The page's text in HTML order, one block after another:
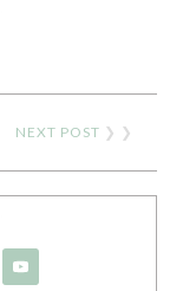
NEXT POST ❯ ❯